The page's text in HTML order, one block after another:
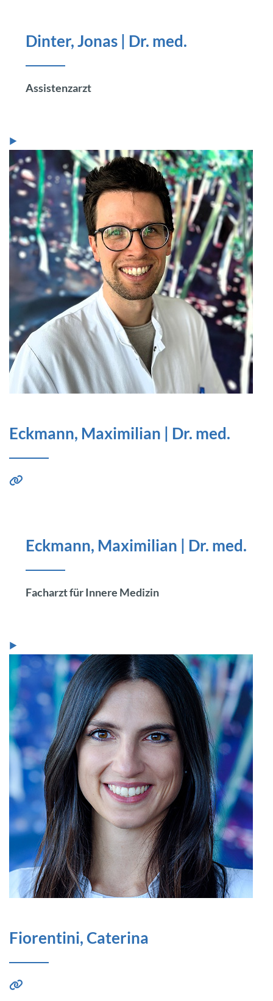
Dinter, Jonas | Dr. med.
Assistenzarzt
Eckmann, Maximilian | Dr. med.
Eckmann, Maximilian | Dr. med.
Facharzt für Innere Medizin
Fiorentini, Caterina